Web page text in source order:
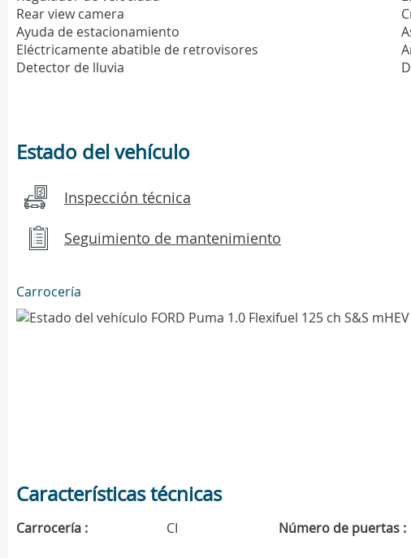
Rear view camera
Ayuda de estacionamiento
Eléctricamente abatible de retrovisores
Detector de lluvia
Estado del vehículo
Inspección técnica
Seguimiento de mantenimiento
Carrocería
Características técnicas
Carrocería : CI Número de puertas :